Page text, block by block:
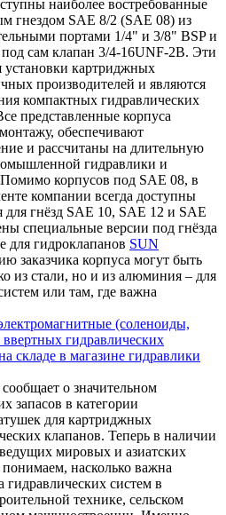
наиболее востребованные
гнездом SAE 8/2 (SAE 08) из
портами 1/4" и 3/8" BSP и
под сам клапан 3/4-16UNF-2B. Эти
установки картриджных
производителей и являются
компактных гидравлических
представленные корпуса
обеспечивают
и рассчитаны на длительную
гидравлики и
корпусов под SAE 08, в
компании всегда доступны
для гнёзд SAE 10, SAE 12 и SAE
специальные версии под гнёзда
для гидроклапанов SUN
заказчика корпуса могут быть
из стали, но и из алюминия – для
или там, где важна
(соленоиды,
гидравлических
складе в магазине гидравлики
о значительном
запасов в категории
для картриджных
клапанов. Теперь в наличии
мировых и азиатских
насколько важна
гидравлических систем в
технике, сельском